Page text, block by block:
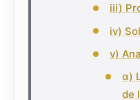
iii)
iv)
v)
α)
de